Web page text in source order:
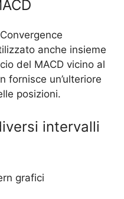
anche insieme
del MACD vicino al
fornisce un’ulteriore
posizioni.
intervalli
grafici